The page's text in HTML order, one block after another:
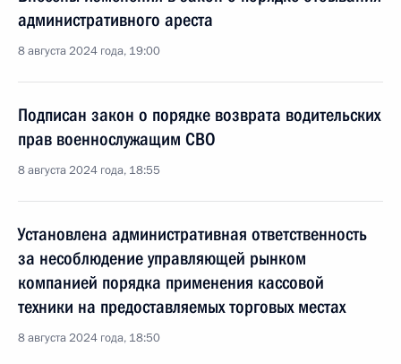
административного ареста
8 августа 2024 года, 19:00
Подписан закон о порядке возврата водительских
прав военнослужащим СВО
8 августа 2024 года, 18:55
Установлена административная ответственность
за несоблюдение управляющей рынком
компанией порядка применения кассовой
техники на предоставляемых торговых местах
8 августа 2024 года, 18:50